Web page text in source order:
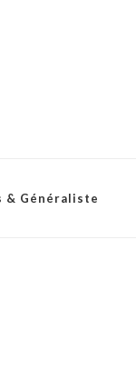
& Généraliste